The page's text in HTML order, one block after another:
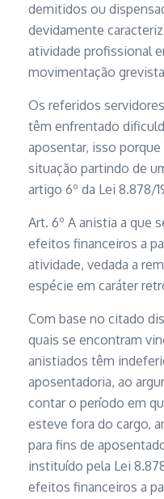
demitidos ou
devidamente
atividade profissional
movimentação
Os referidos
têm enfrentado
aposentar, isso
situação partindo de
artigo 6º da Lei 8.878/
Art. 6º A anistia a que
efeitos financeiros a
atividade, vedada a
espécie em caráter
Com base no citado
quais se encontram
anistiados têm
aposentadoria, ao
contar o período em
esteve fora do cargo,
para fins de
instituído pela Lei
efeitos financeiros a